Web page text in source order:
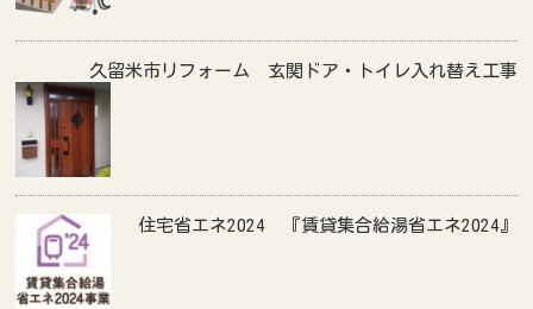
久留米市リフォーム 玄関ドア・トイレ入れ替え工事
住宅省エネ2024 『賃貸集合給湯省エネ2024』